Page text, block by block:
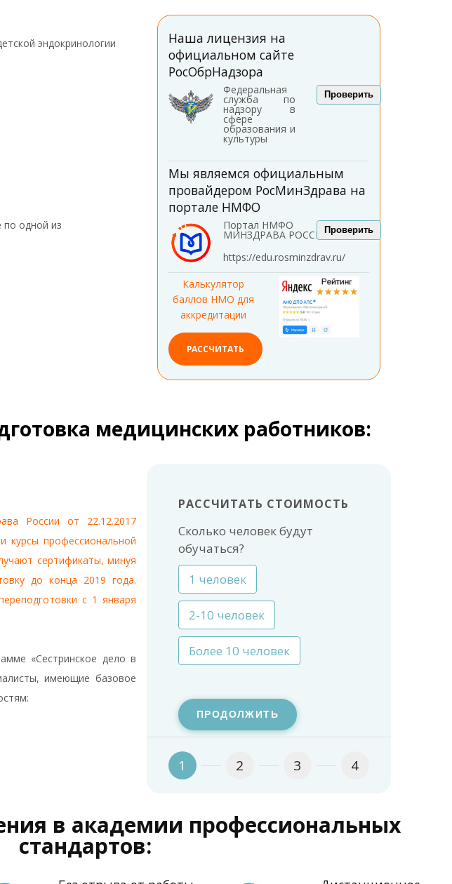
эндокринологии
по одной из
Наша лицензия на
официальном сайте
РосОбрНадзора
Федеральная
служба по
надзору в
сфере
образования и
культуры
Проверить
Мы являемся официальным
провайдером РосМинЗдрава на
портале НМФО
Портал НМФО
МИНЗДРАВА РОССИИ
https://edu.rosminzdrav.ru/
Проверить
Калькулятор
баллов НМО для
аккредитации
РАССЧИТАТЬ
медицинских работников:
России от 22.12.2017
курсы профессиональной
сертификаты, минуя
до конца 2019 года.
с 1 января
«Сестринское дело в
имеющие базовое
РАССЧИТАТЬ СТОИМОСТЬ
Сколько человек будут
обучаться?
1 человек
2-10 человек
Более 10 человек
ПРОДОЛЖИТЬ
1 2 3 4
в академии профессиональных
стандартов: